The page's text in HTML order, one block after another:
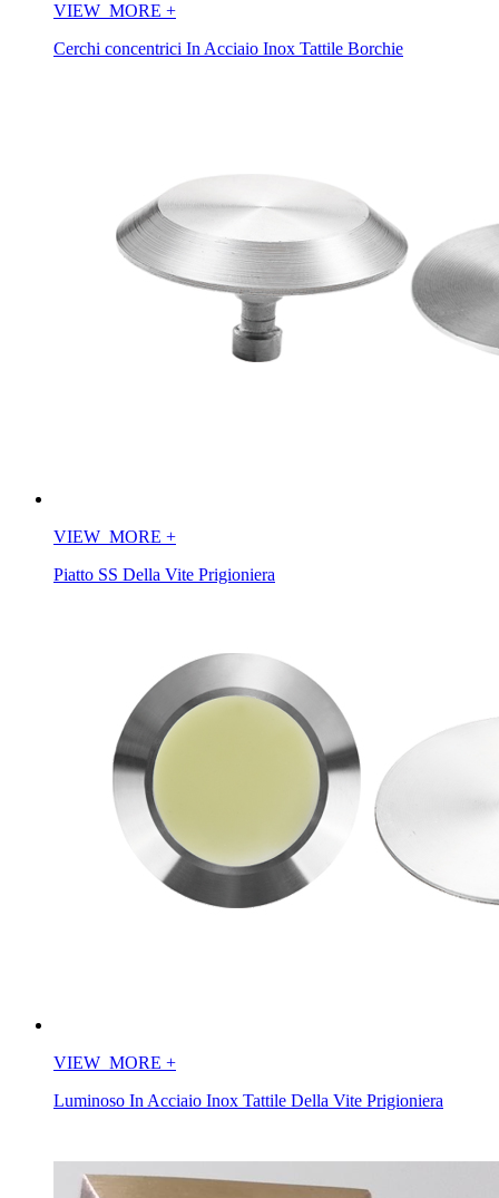
VIEW_MORE +
Cerchi concentrici In Acciaio Inox Tattile Borchie
VIEW_MORE +
Piatto SS Della Vite Prigioniera
VIEW_MORE +
Luminoso In Acciaio Inox Tattile Della Vite Prigioniera